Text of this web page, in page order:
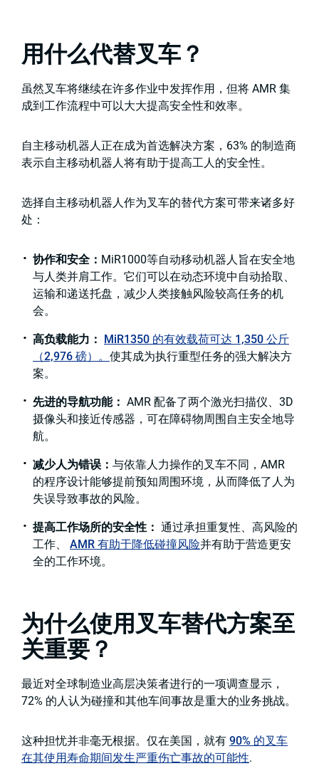
用什么代替叉车？
虽然叉车将继续在许多作业中发挥作用，但将 AMR 集
成到工作流程中可以大大提高安全性和效率。
自主移动机器人正在成为首选解决方案，63% 的制造商
表示自主移动机器人将有助于提高工人的安全性。
选择自主移动机器人作为叉车的替代方案可带来诸多好
处：
协作和安全： MiR1000等自动移动机器人旨在安全地
与人类并肩工作。它们可以在动态环境中自动拾取、
运输和递送托盘，减少人类接触风险较高任务的机
会。
高负载能力： MiR1350 的有效载荷可达 1,350 公斤
（2,976 磅）。 使其成为执行重型任务的强大解决方
案。
先进的导航功能： AMR 配备了两个激光扫描仪、3D
摄像头和接近传感器，可在障碍物周围自主安全地导
航。
减少人为错误： 与依靠人力操作的叉车不同，AMR
的程序设计能够提前预知周围环境，从而降低了人为
失误导致事故的风险。
提高工作场所的安全性： 通过承担重复性、高风险的
工作、 AMR 有助于降低碰撞风险并有助于营造更安
全的工作环境。
为什么使用叉车替代方案至
关重要？
最近对全球制造业高层决策者进行的一项调查显示，
72% 的人认为碰撞和其他车间事故是重大的业务挑战。
这种担忧并非毫无根据。仅在美国，就有 90% 的叉车
在其使用寿命期间发生严重伤亡事故的可能性.